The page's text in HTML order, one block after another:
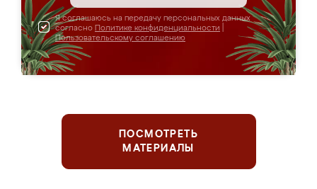
Я соглашаюсь на передачу персональных данных
согласно Политике конфиденциальности
Пользовательскому соглашению
ПОСМОТРЕТЬ
МАТЕРИАЛЫ